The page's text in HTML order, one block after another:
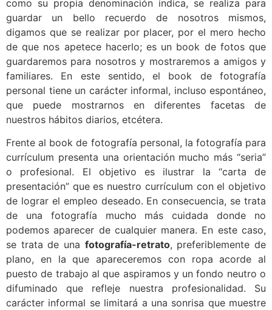
como su propia denominación indica, se realiza para
guardar un bello recuerdo de nosotros mismos,
digamos que se realizar por placer, por el mero hecho
de que nos apetece hacerlo; es un book de fotos que
guardaremos para nosotros y mostraremos a amigos y
familiares. En este sentido, el book de fotografía
personal tiene un carácter informal, incluso espontáneo,
que puede mostrarnos en diferentes facetas de
nuestros hábitos diarios, etcétera.
Frente al book de fotografía personal, la fotografía para
currículum presenta una orientación mucho más “seria”
o profesional. El objetivo es ilustrar la “carta de
presentación” que es nuestro currículum con el objetivo
de lograr el empleo deseado. En consecuencia, se trata
de una fotografía mucho más cuidada donde no
podemos aparecer de cualquier manera. En este caso,
se trata de una fotografía-retrato, preferiblemente de
plano, en la que apareceremos con ropa acorde al
puesto de trabajo al que aspiramos y un fondo neutro o
difuminado que refleje nuestra profesionalidad. Su
carácter informal se limitará a una sonrisa que muestre